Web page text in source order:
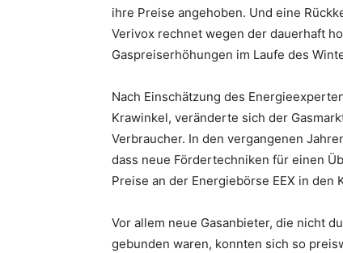
ihre Preise angehoben. Und eine
Verivox rechnet wegen der dauerhaft
Gaspreiserhöhungen im Laufe des
Nach Einschätzung des
Krawinkel, veränderte sich der
Verbraucher. In den vergangenen
dass neue Fördertechniken für einen
Preise an der Energiebörse EEX in den
Vor allem neue Gasanbieter, die nicht
gebunden waren, konnten sich so